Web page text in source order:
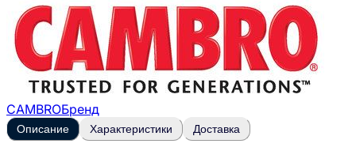
CAMBROБренд
Описание Характеристики Доставка